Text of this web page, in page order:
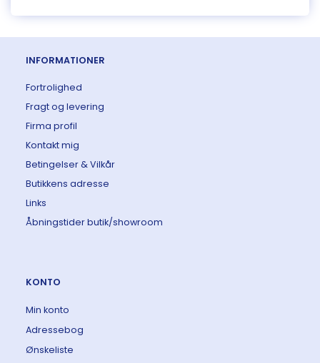
INFORMATIONER
Fortrolighed
Fragt og levering
Firma profil
Kontakt mig
Betingelser & Vilkår
Butikkens adresse
Links
Åbningstider butik/showroom
KONTO
Min konto
Adressebog
Ønskeliste